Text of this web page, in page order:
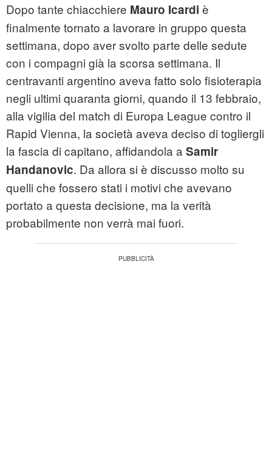
Dopo tante chiacchiere Mauro Icardi è
finalmente tornato a lavorare in gruppo questa
settimana, dopo aver svolto parte delle sedute
con i compagni già la scorsa settimana. Il
centravanti argentino aveva fatto solo fisioterapia
negli ultimi quaranta giorni, quando il 13 febbraio,
alla vigilia del match di Europa League contro il
Rapid Vienna, la società aveva deciso di togliergli
la fascia di capitano, affidandola a Samir
Handanovic. Da allora si è discusso molto su
quelli che fossero stati i motivi che avevano
portato a questa decisione, ma la verità
probabilmente non verrà mai fuori.